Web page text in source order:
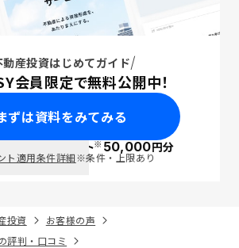
動産投資はじめてガイド
会員限定で無料公開中！
ずは資料をみてみる
ポイント※50,000円分
ト適用条件詳細※条件・上限あり
投資
お客様の声
評判・口コミ